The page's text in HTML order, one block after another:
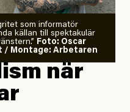
som informatör
källan till spektakulär
Foto: Oscar
/ Montage: Arbetaren
när